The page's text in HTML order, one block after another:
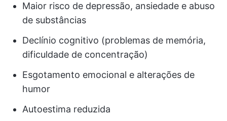
Maior risco de depressão, ansiedade e abuso
de substâncias
Declínio cognitivo (problemas de memória,
dificuldade de concentração)
Esgotamento emocional e alterações de
humor
Autoestima reduzida